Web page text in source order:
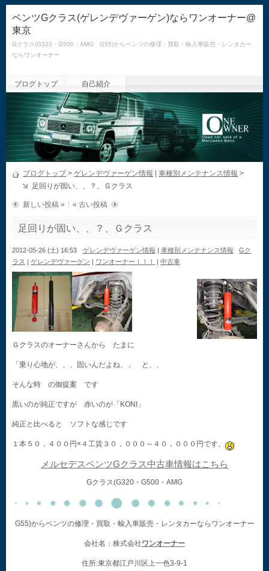
ベンツGクラス(ゲレンデヴァーゲン)ならワンオーナー@
東京
Gクラス(G320・G500・AMG G55)からベンツの修理・買取・輸入車販売・レンタカー
ならワンオーナー
ブログトップ 自己紹介
ブログトップ> ゲレンデヴァーゲン情報 車種別メンテナンス情報 >
足回りが固い、、？、Ｇクラス
新しい投稿 » « 古い投稿
足回りが固い、、？、Ｇクラス
2012-05-26 (土) 16:53 ゲレンデヴァーゲン情報 | 車種別メンテナンス情報
Gク
ラス | ゲレンデヴァーゲン | ワンオーナー！！！ | 中古車
Ｇクラスのオーナーさんから たまに
「乗り心地が、、、固いんだよね、」 と、、
そんな時 の御提案 です
黒いのが純正ですが 赤いのが「KONI」
純正と比べると ソフトな感じです
１本５０，４００円×４工賃３０，０００～４０，０００円です。
メルセデスベンツGクラス中古車情報はこちら
Gクラス(G320・G500・AMG
G55)からベンツの修理・買取・輸入車販売・レンタカーならワンオーナー
会社名：株式会社ワンオーナー
住所:東京都江戸川区上一色3-9-1